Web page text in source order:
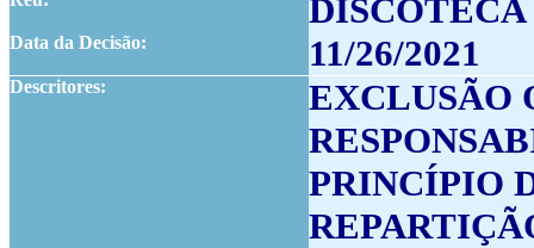
Data da Decisão: 11/26/2021
Descritores:
EXCLUSÃO
PRINCÍPIO